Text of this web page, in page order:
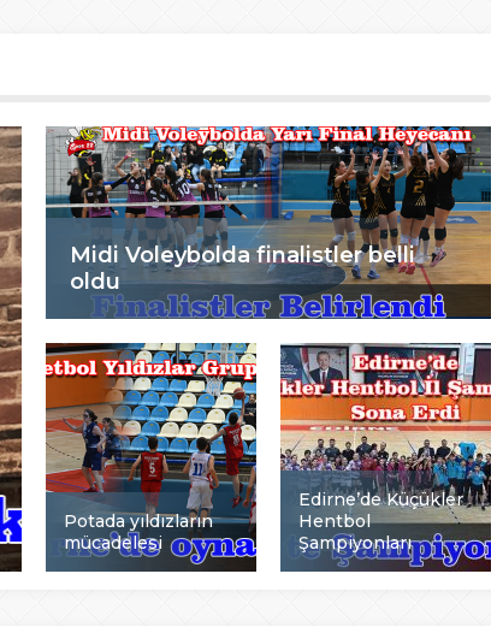
Midi Voleybolda finalistler belli
oldu
Potada yıldızların
mücadelesi
Edirne’de Küçükler
Hentbol
Şampiyonları